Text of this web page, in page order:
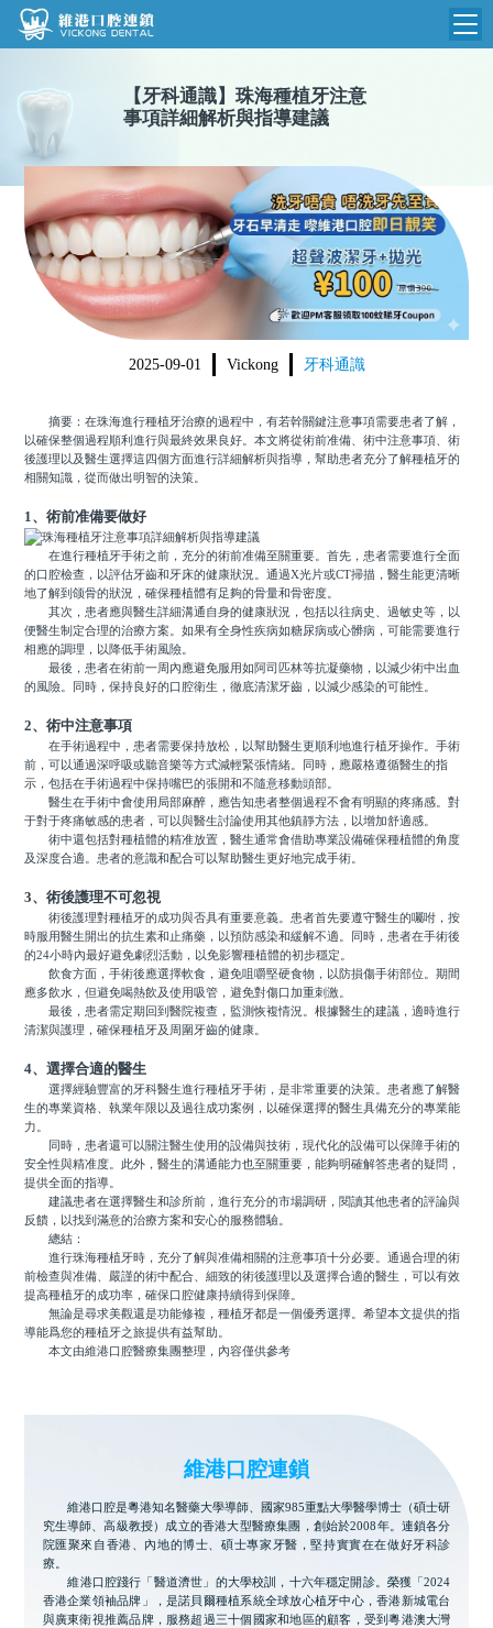
維港首頁
品牌介紹
環境設備
醫院新聞
收費標準
N
收費總表
植牙收費
根管收費
美學收費
箍牙收費
醫生團隊
門診時間
【 牙科通識】 珠海種植牙注意
事項詳細解析與指導建議
2025-09-01 Vickong 牙科通識
摘要：在珠海進行種植牙治療的過程中，有若幹關鍵注意事項需要患者了解，
以確保整個過程順利進行與最終效果良好。本文將從術前准備、術中注意事項、術
後護理以及醫生選擇這四個方面進行詳細解析與指導，幫助患者充分了解種植牙的
相關知識，從而做出明智的決策。
1、術前准備要做好
在進行種植牙手術之前，充分的術前准備至關重要。首先，患者需要進行全面
的口腔檢查，以評估牙齒和牙床的健康狀況。通過X光片或CT掃描，醫生能更清晰
地了解到颌骨的狀況，確保種植體有足夠的骨量和骨密度。
其次，患者應與醫生詳細溝通自身的健康狀況，包括以往病史、過敏史等，以
便醫生制定合理的治療方案。如果有全身性疾病如糖尿病或心髒病，可能需要進行
相應的調理，以降低手術風險。
最後，患者在術前一周內應避免服用如阿司匹林等抗凝藥物，以減少術中出血
的風險。同時，保持良好的口腔衛生，徹底清潔牙齒，以減少感染的可能性。
2、術中注意事項
在手術過程中，患者需要保持放松，以幫助醫生更順利地進行植牙操作。手術
前，可以通過深呼吸或聽音樂等方式減輕緊張情緒。同時，應嚴格遵循醫生的指
示，包括在手術過程中保持嘴巴的張開和不隨意移動頭部。
醫生在手術中會使用局部麻醉，應告知患者整個過程不會有明顯的疼痛感。對
于對于疼痛敏感的患者，可以與醫生討論使用其他鎮靜方法，以增加舒適感。
術中還包括對種植體的精准放置，醫生通常會借助專業設備確保種植體的角度
及深度合適。患者的意識和配合可以幫助醫生更好地完成手術。
3、術後護理不可忽視
術後護理對種植牙的成功與否具有重要意義。患者首先要遵守醫生的囑咐，按
時服用醫生開出的抗生素和止痛藥，以預防感染和緩解不適。同時，患者在手術後
的24小時內最好避免劇烈活動，以免影響種植體的初步穩定。
飲食方面，手術後應選擇軟食，避免咀嚼堅硬食物，以防損傷手術部位。期間
應多飲水，但避免喝熱飲及使用吸管，避免對傷口加重刺激。
最後，患者需定期回到醫院複查，監測恢複情況。根據醫生的建議，適時進行
清潔與護理，確保種植牙及周圍牙齒的健康。
4、選擇合適的醫生
選擇經驗豐富的牙科醫生進行種植牙手術，是非常重要的決策。患者應了解醫
生的專業資格、執業年限以及過往成功案例，以確保選擇的醫生具備充分的專業能
力。
同時，患者還可以關注醫生使用的設備與技術，現代化的設備可以保障手術的
安全性與精准度。此外，醫生的溝通能力也至關重要，能夠明確解答患者的疑問，
提供全面的指導。
建議患者在選擇醫生和診所前，進行充分的市場調研，閱讀其他患者的評論與
反饋，以找到滿意的治療方案和安心的服務體驗。
總結：
進行珠海種植牙時，充分了解與准備相關的注意事項十分必要。通過合理的術
前檢查與准備、嚴謹的術中配合、細致的術後護理以及選擇合適的醫生，可以有效
提高種植牙的成功率，確保口腔健康持續得到保障。
無論是尋求美觀還是功能修複，種植牙都是一個優秀選擇。希望本文提供的指
導能爲您的種植牙之旅提供有益幫助。
本文由維港口腔醫療集團整理，內容僅供參考
維港口腔連鎖
維港口腔是粵港知名醫藥大學導師、國家985重點大學醫學博士（碩士研
究生導師、高級教授）成立的香港大型醫療集團，創始於2008年。連鎖各分
院匯聚來自香港、內地的博士、碩士專家牙醫，堅持實實在在做好牙科診
療。
維港口腔踐行「醫道濟世」的大學校訓，十六年穩定開診。榮獲「2024
香港企業領袖品牌」，是諾貝爾種植系統全球放心植牙中心，香港新城電台
與廣東衛視推薦品牌，服務超過三十個國家和地區的顧客，受到粵港澳大灣